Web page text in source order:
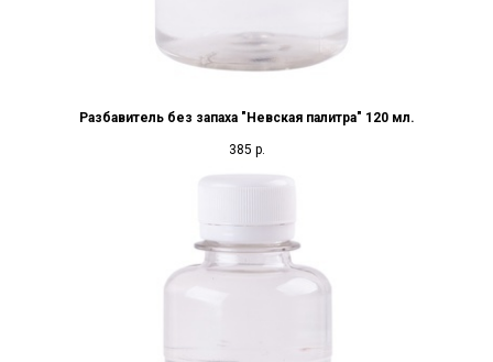
Разбавитель без запаха "Невская палитра" 120 мл.
385 р.